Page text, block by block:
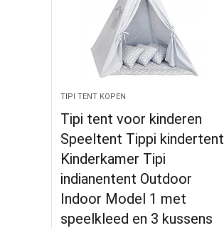
TIPI TENT KOPEN
Tipi tent voor kinderen
Speeltent Tippi kindertent
Kinderkamer Tipi
indianentent Outdoor
Indoor Model 1 met
speelkleed en 3 kussens